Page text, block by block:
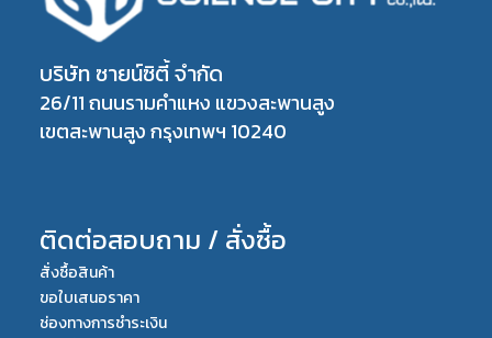
บริษัท ซายน์ซิตี้ จำกัด
26/11 ถนนรามคำแหง แขวงสะพานสูง
เขตสะพานสูง กรุงเทพฯ 10240
ติดต่อสอบถาม / สั่งซื้อ
สั่งซื้อสินค้า
ขอใบเสนอราคา
ช่องทางการชำระเงิน